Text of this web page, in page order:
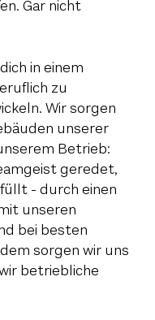
Gar nicht
in einem
zu
Wir sorgen
unserer
Betrieb:
geredet,
- durch einen
unseren
bei besten
sorgen wir uns
betriebliche